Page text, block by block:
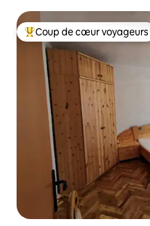
Coups de cœur voyageurs
Coup de cœur voyageurs